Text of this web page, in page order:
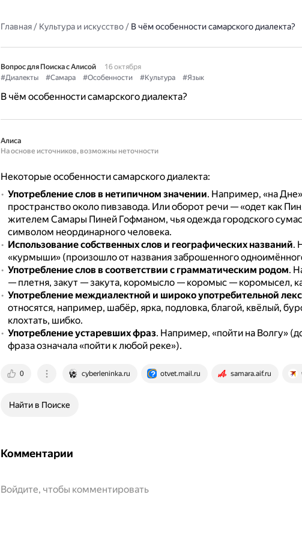
Главная/ Культура и искусство/ В чём особенности самарского диалекта?
Вопрос для Поиска с Алисой
16 октября
#Диалекты
#Самара #Особенности #Культура #Язык
В чём особенности самарского диалекта?
Алиса
На основе источников, возможны неточности
Некоторые особенности самарского диалекта:
Употребление слов в нетипичном значении. Например, «на
пространство около пивзавода. Или оборот речи — «одет как
жителем Самары Пиней Гофманом, чья одежда городского
символом неординарного человека.
Использование собственных слов и географических названий.
«курмыши» (произошло от названия заброшенного
Употребление слов в соответствии с грамматическим родом.
— плетня, закут — закута, коромысло — коромыс — коромысел,
Употребление междиалектной и широко употребительной
относятся, например, шабёр, ярка, подловка, благой, квёлый,
клохтать, шибко.
Употребление устаревших фраз. Например, «пойти на Волгу»
фраза означала «пойти к любой реке»).
0 cyberleninka.ru otvet.mail.ru samara.aif.ru
Найти в Поиске
Комментарии
Войдите, чтобы комментировать